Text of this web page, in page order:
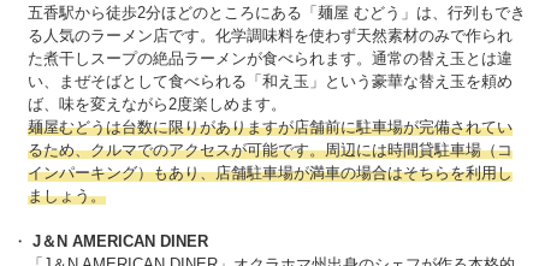
五香駅から徒歩2分ほどのところにある「麺屋 むどう」は、行列もでき
る人気のラーメン店です。化学調味料を使わず天然素材のみで作られ
た煮干しスープの絶品ラーメンが食べられます。通常の替え玉とは違
い、まぜそばとして食べられる「和え玉」という豪華な替え玉を頼め
ば、味を変えながら2度楽しめます。
麺屋むどうは台数に限りがありますが店舗前に駐車場が完備されてい
るため、クルマでのアクセスが可能です。周辺には時間貸駐車場（コ
インパーキング）もあり、店舗駐車場が満車の場合はそちらを利用し
ましょう。
J＆N AMERICAN DINER